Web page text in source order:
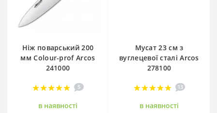
Ніж поварський 200
мм Сolour-prof Arcos
241000
5
в наявностi
Мусат 23 см з
вуглецевої сталі Arcos
278100
13
в наявностi